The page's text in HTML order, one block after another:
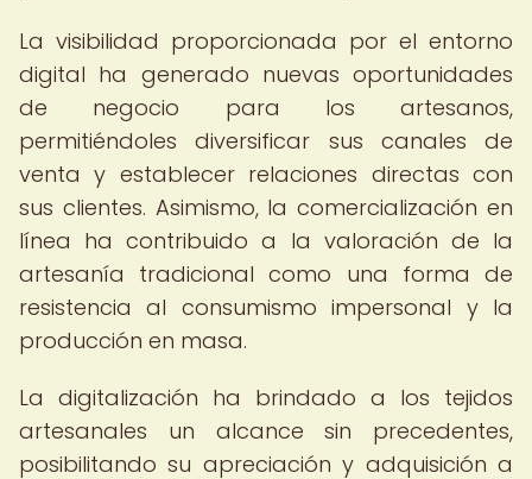
La visibilidad proporcionada por el entorno
digital ha generado nuevas oportunidades
de negocio para los artesanos,
permitiéndoles diversificar sus canales de
venta y establecer relaciones directas con
sus clientes. Asimismo, la comercialización en
línea ha contribuido a la valoración de la
artesanía tradicional como una forma de
resistencia al consumismo impersonal y la
producción en masa.
La digitalización ha brindado a los tejidos
artesanales un alcance sin precedentes,
posibilitando su apreciación y adquisición a